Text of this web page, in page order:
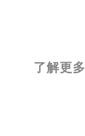
了解更多